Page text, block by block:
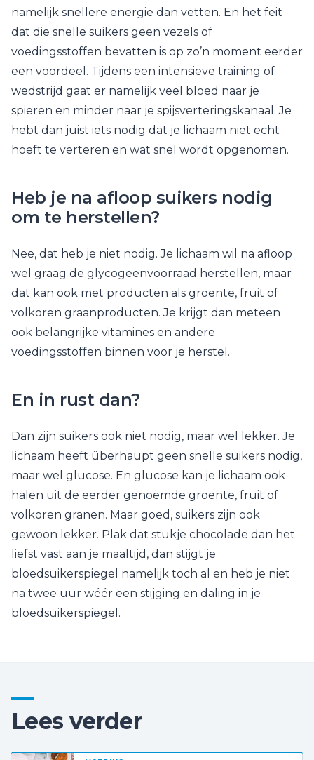
namelijk snellere energie dan vetten. En het feit
dat die snelle suikers geen vezels of
voedingsstoffen bevatten is op zo’n moment eerder
een voordeel. Tijdens een intensieve training of
wedstrijd gaat er namelijk veel bloed naar je
spieren en minder naar je spijsverteringskanaal. Je
hebt dan juist iets nodig dat je lichaam niet echt
hoeft te verteren en wat snel wordt opgenomen.
Heb je na afloop suikers nodig
om te herstellen?
Nee, dat heb je niet nodig. Je lichaam wil na afloop
wel graag de glycogeenvoorraad herstellen, maar
dat kan ook met producten als groente, fruit of
volkoren graanproducten. Je krijgt dan meteen
ook belangrijke vitamines en andere
voedingsstoffen binnen voor je herstel.
En in rust dan?
Dan zijn suikers ook niet nodig, maar wel lekker. Je
lichaam heeft überhaupt geen snelle suikers nodig,
maar wel glucose. En glucose kan je lichaam ook
halen uit de eerder genoemde groente, fruit of
volkoren granen. Maar goed, suikers zijn ook
gewoon lekker. Plak dat stukje chocolade dan het
liefst vast aan je maaltijd, dan stijgt je
bloedsuikerspiegel namelijk toch al en heb je niet
na twee uur wéér een stijging en daling in je
bloedsuikerspiegel.
Lees verder